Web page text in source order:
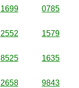
1699 0785
2552 1579
8525 1635
2658 9843